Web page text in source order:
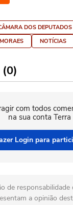
DOS DEPUTADOS
NOTÍCIAS
com todos
na sua conta Terra
Login para
de responsabilidade
a opinião